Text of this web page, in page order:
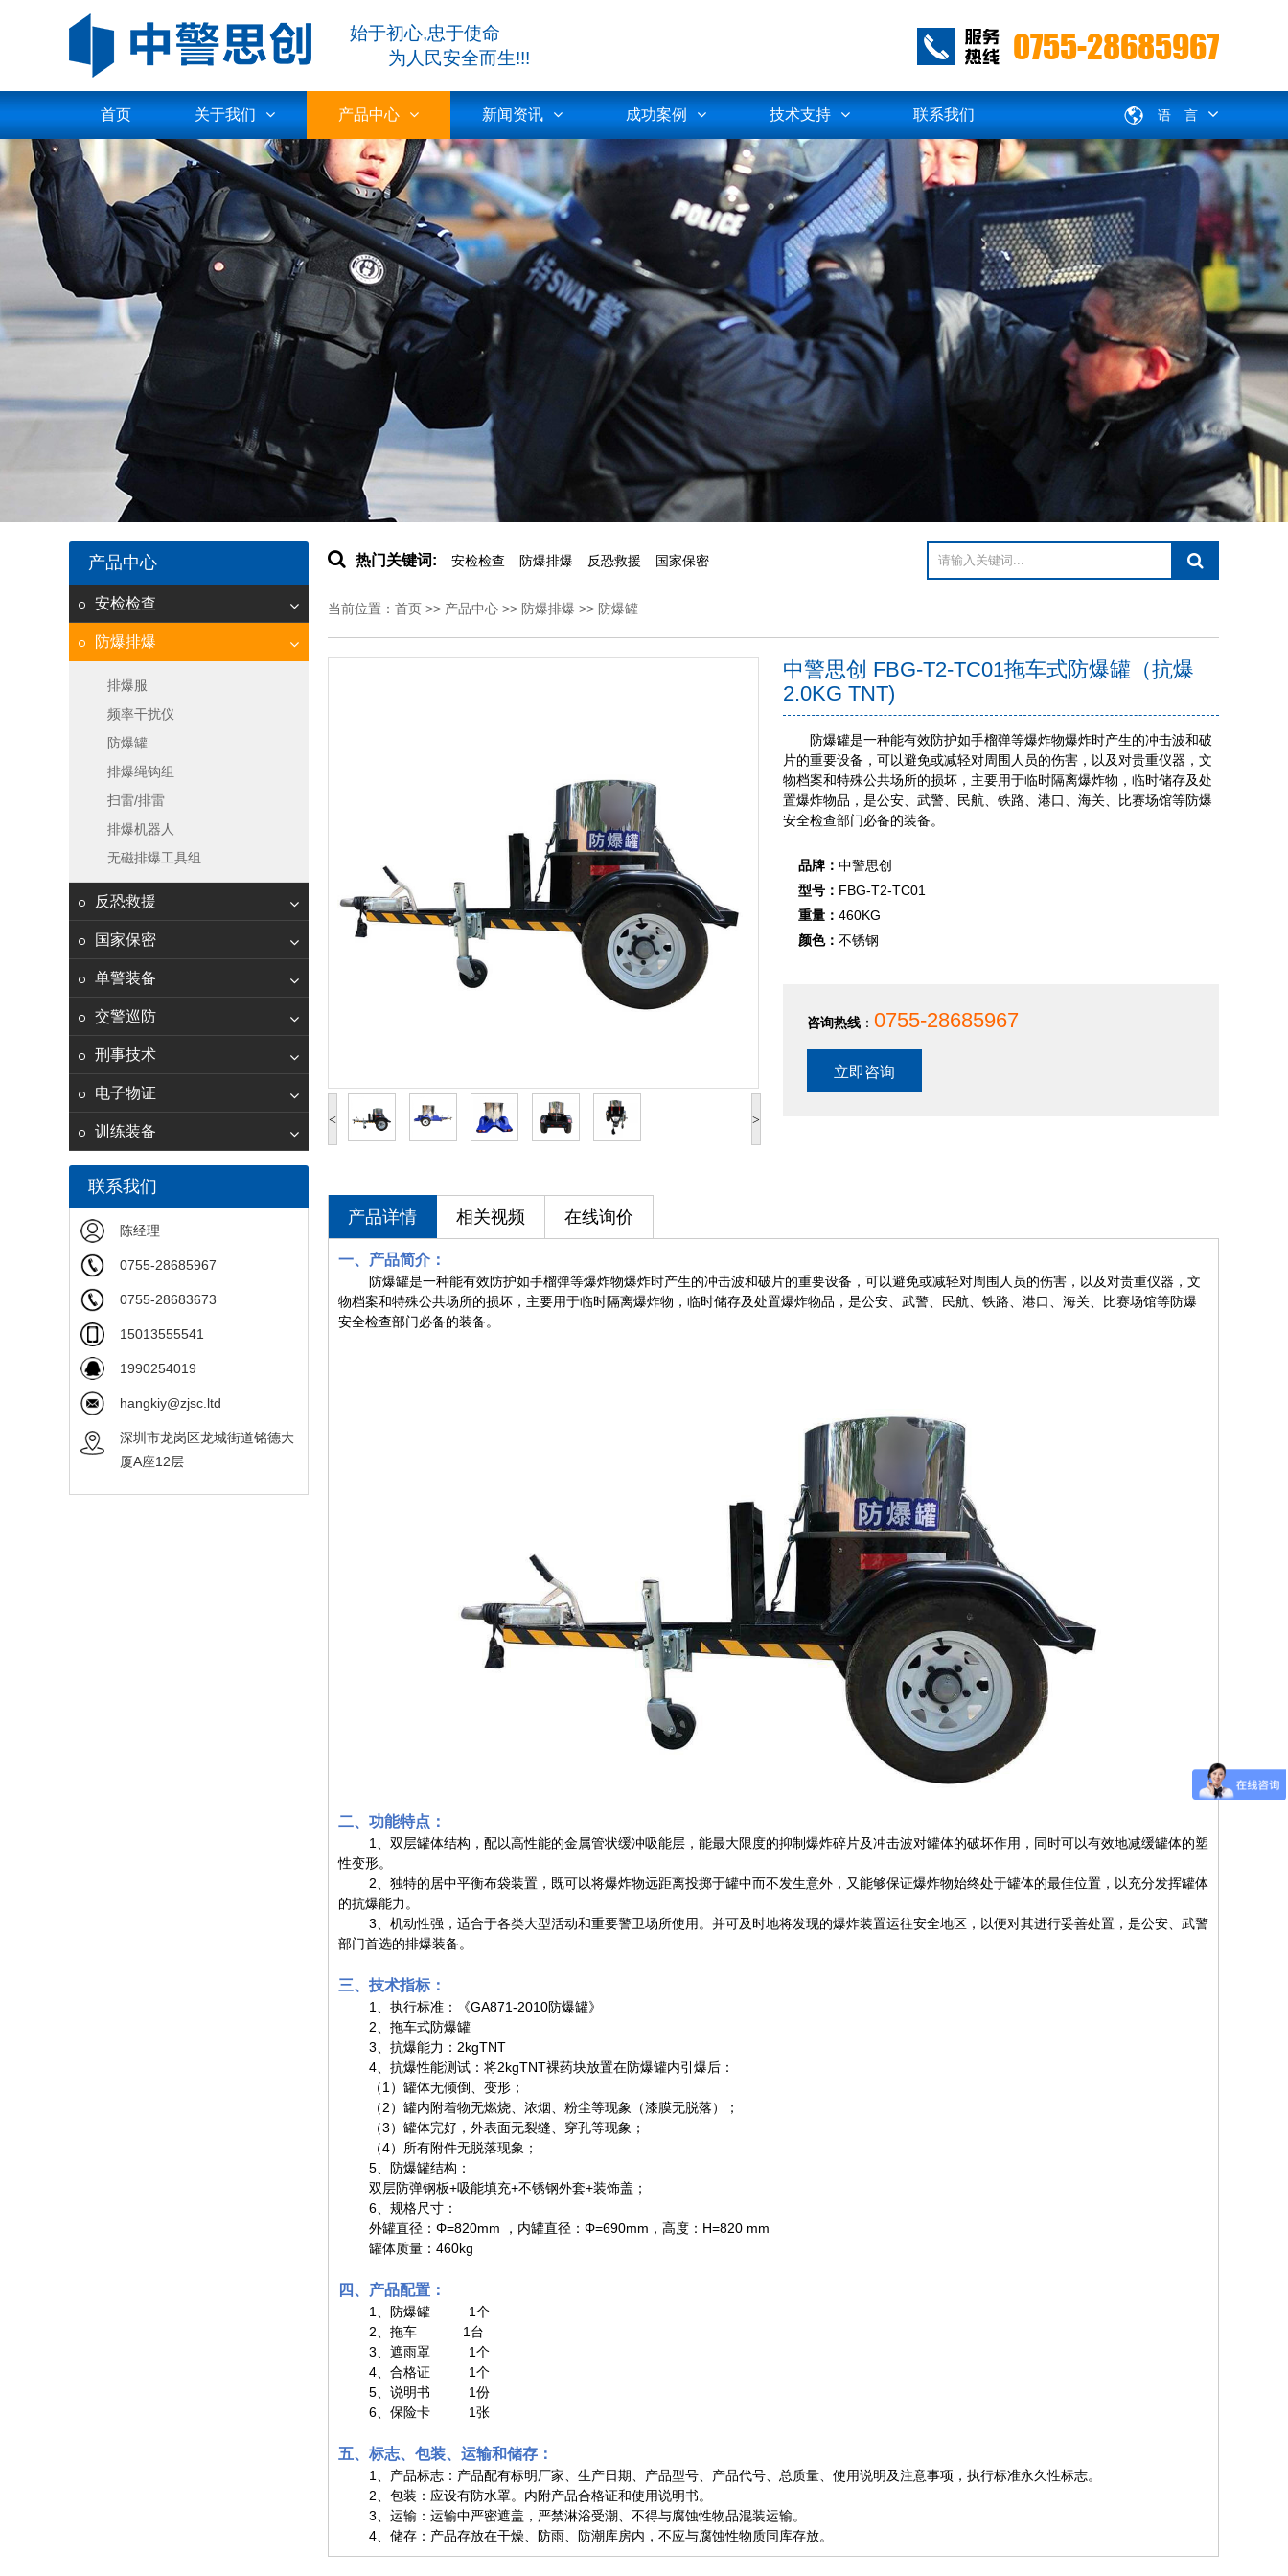
始于初心,忠于使命
为人民安全而生!!!
0755-28685967
首页 关于我们 产品中心 新闻资讯 成功案例 技术支持 联系我们 语 言
产品中心
安检检查
防爆排爆
排爆服
频率干扰仪
防爆罐
排爆绳钩组
扫雷/排雷
排爆机器人
无磁排爆工具组
反恐救援
国家保密
单警装备
交警巡防
刑事技术
电子物证
训练装备
联系我们
陈经理
0755-28685967
0755-28683673
15013555541
1990254019
hangkiy@zjsc.ltd
深圳市龙岗区龙城街道铭德大
厦A座12层
热门关键词: 安检检查 防爆排爆 反恐救援 国家保密
当前位置： 首页 >> 产品中心 >> 防爆排爆 >> 防爆罐
< >
中警思创 FBG-T2-TC01拖车式防爆罐（抗爆
2.0KG TNT)
防爆罐是一种能有效防护如手榴弹等爆炸物爆炸时产生的冲击波和破
片的重要设备，可以避免或减轻对周围人员的伤害，以及对贵重仪器，文
物档案和特殊公共场所的损坏，主要用于临时隔离爆炸物，临时储存及处
置爆炸物品，是公安、武警、民航、铁路、港口、海关、比赛场馆等防爆
安全检查部门必备的装备。
品牌： 中警思创
型号： FBG-T2-TC01
重量： 460KG
颜色： 不锈钢
咨询热线 ： 0755-28685967
立即咨询
产品详情 相关视频 在线询价
一、产品简介：
防爆罐是一种能有效防护如手榴弹等爆炸物爆炸时产生的冲击波和破片的重要设备，可以避免或减轻对周围人员的伤害，以及对贵重仪器，文
物档案和特殊公共场所的损坏，主要用于临时隔离爆炸物，临时储存及处置爆炸物品，是公安、武警、民航、铁路、港口、海关、比赛场馆等防爆
安全检查部门必备的装备。
二、功能特点：
1、双层罐体结构，配以高性能的金属管状缓冲吸能层，能最大限度的抑制爆炸碎片及冲击波对罐体的破坏作用，同时可以有效地减缓罐体的塑
性变形。
2、独特的居中平衡布袋装置，既可以将爆炸物远距离投掷于罐中而不发生意外，又能够保证爆炸物始终处于罐体的最佳位置，以充分发挥罐体
的抗爆能力。
3、机动性强，适合于各类大型活动和重要警卫场所使用。并可及时地将发现的爆炸装置运往安全地区，以便对其进行妥善处置，是公安、武警
部门首选的排爆装备。
三、技术指标：
1、执行标准：《GA871-2010防爆罐》
2、拖车式防爆罐
3、抗爆能力：2kgTNT
4、抗爆性能测试：将2kgTNT裸药块放置在防爆罐内引爆后：
（1）罐体无倾倒、变形；
（2）罐内附着物无燃烧、浓烟、粉尘等现象（漆膜无脱落）；
（3）罐体完好，外表面无裂缝、穿孔等现象；
（4）所有附件无脱落现象；
5、防爆罐结构：
双层防弹钢板+吸能填充+不锈钢外套+装饰盖；
6、规格尺寸：
外罐直径：Φ=820mm ，内罐直径：Φ=690mm，高度：H=820 mm
罐体质量：460kg
四、产品配置：
1、防爆罐 1个
2、拖车 1台
3、遮雨罩 1个
4、合格证 1个
5、说明书 1份
6、保险卡 1张
五、标志、包装、运输和储存：
1、产品标志：产品配有标明厂家、生产日期、产品型号、产品代号、总质量、使用说明及注意事项，执行标准永久性标志。
2、包装：应设有防水罩。内附产品合格证和使用说明书。
3、运输：运输中严密遮盖，严禁淋浴受潮、不得与腐蚀性物品混装运输。
4、储存：产品存放在干燥、防雨、防潮库房内，不应与腐蚀性物质同库存放。